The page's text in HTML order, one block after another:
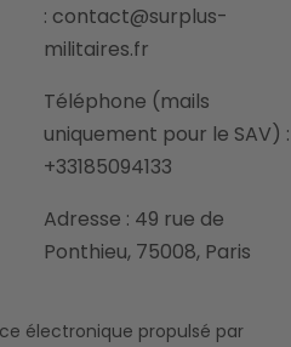
: contact@surplus-
militaires.fr
Téléphone (mails
uniquement pour le SAV) :
+33185094133
Adresse : 49 rue de
Ponthieu, 75008, Paris
électronique propulsé par